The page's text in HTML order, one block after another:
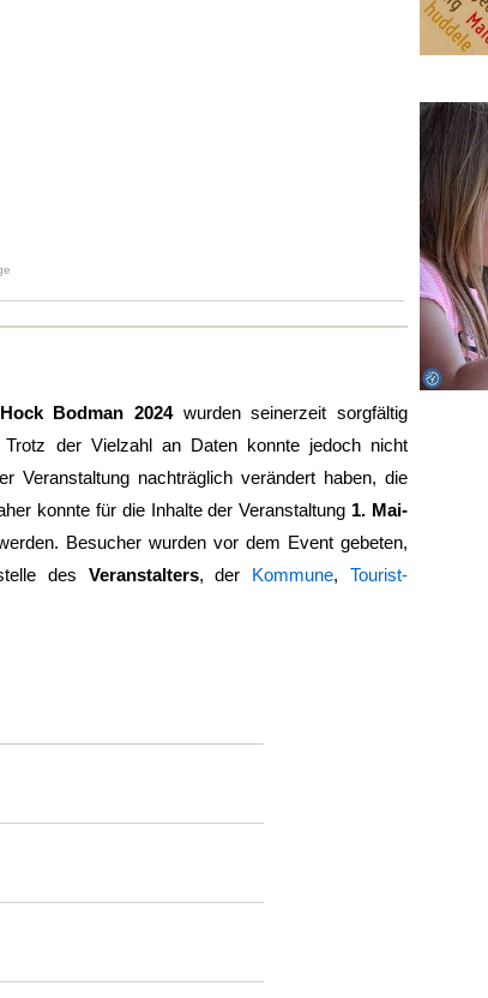
Bodman 2024wurden seinerzeit sorgfältig
der Vielzahl an Daten konnte jedoch nicht
Veranstaltung nachträglich verändert haben, die
konnte für die Inhalte der Veranstaltung 1. Mai-
Besucher wurden vor dem Event gebeten,
des Veranstalters, der Kommune,Tourist-